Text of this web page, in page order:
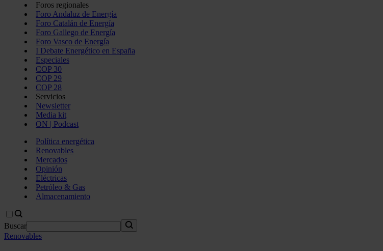
Foros regionales
Foro Andaluz de Energía
Foro Catalán de Energía
Foro Gallego de Energía
Foro Vasco de Energía
I Debate Energético en España
Especiales
COP 30
COP 29
COP 28
Servicios
Newsletter
Media kit
ON | Podcast
Política energética
Renovables
Mercados
Opinión
Eléctricas
Petróleo & Gas
Almacenamiento
Buscar
Renovables